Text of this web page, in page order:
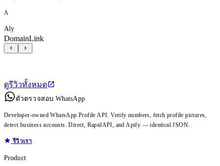
A
Aly
DomainLink
ดูรีวิวทั้งหมด
ตัวตรวจสอบ WhatsApp
Developer-owned WhatsApp Profile API. Verify numbers, fetch profile pictures,
detect business accounts. Direct, RapidAPI, and Apify — identical JSON.
รีวิวเรา
Product